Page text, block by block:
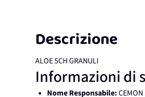
Descrizione
ALOE 5CH GRANULI
Informazioni di
Nome Responsabile: